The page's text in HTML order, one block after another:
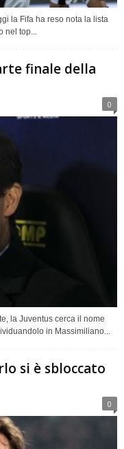
la Fifa ha reso nota la lista
top...
finale della
0
la Juventus cerca il nome
in Massimiliano...
si è sbloccato
0